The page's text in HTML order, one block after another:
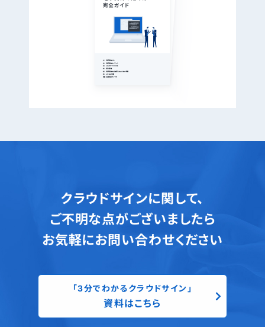
クラウドサインに関して、
ご不明な点がございましたら
お気軽にお問い合わせください
「3分でわかるクラウドサイン」
資料はこちら